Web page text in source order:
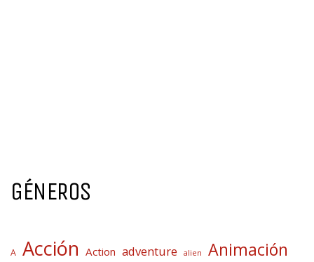
GÉNEROS
A Acción Action adventure alien Animación